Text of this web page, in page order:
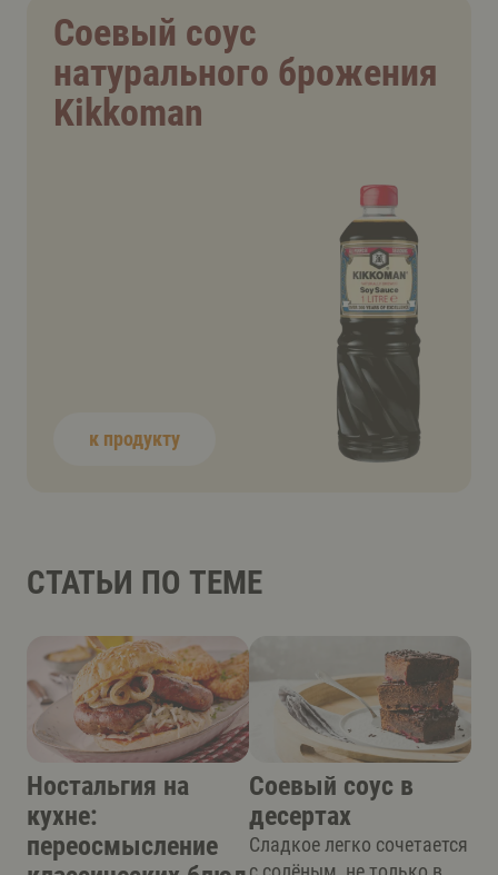
Соевый соус
натурального брожения
Kikkoman
к продукту
СТАТЬИ ПО ТЕМЕ
Ностальгия на
кухне:
переосмысление
Соевый соус в
десертах
Сладкое легко сочетается